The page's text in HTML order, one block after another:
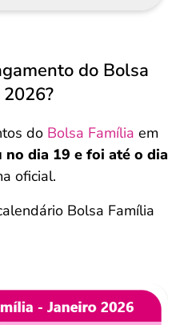
do Bolsa
do Bolsa Família em
no dia 19 e foi até o dia
oficial.
Bolsa Família